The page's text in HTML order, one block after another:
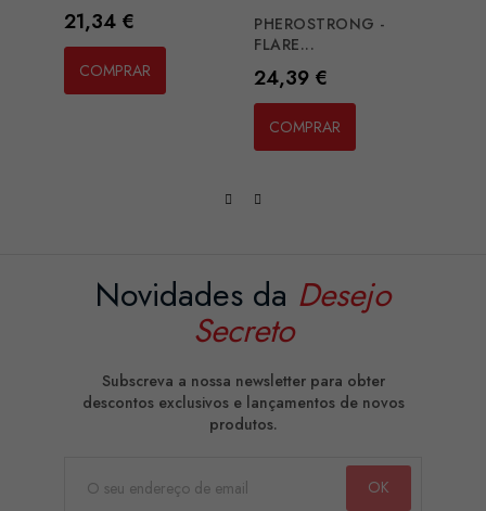
Preço
21,34 €
COMPRAR
PHEROSTRONG -
FLARE...
Preço
24,39 €
COMPRAR
Novidades da Desejo
Secreto
Subscreva a nossa newsletter para obter
descontos exclusivos e lançamentos de novos
produtos.